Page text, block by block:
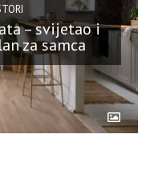
– svijetao i
za samca